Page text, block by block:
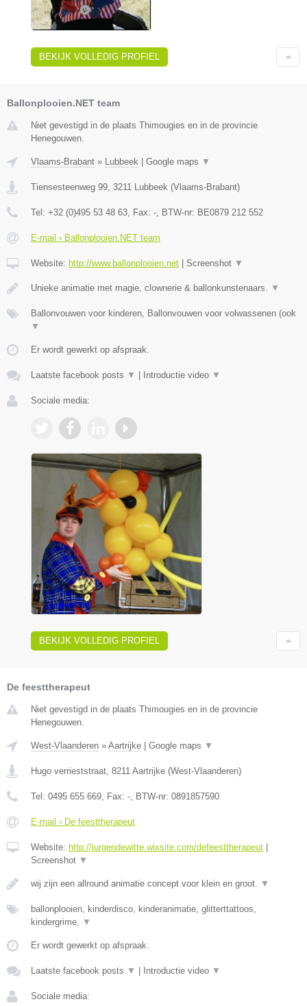
BEKIJK VOLLEDIG PROFIEL
Ballonplooien.NET team
Niet gevestigd in de plaats Thimougies en in de provincie
Henegouwen.
Vlaams-Brabant » Lubbeek Google maps ▼
Tiensesteenweg 99, 3211 Lubbeek (Vlaams-Brabant)
Tel: +32 (0)495 53 48 63, Fax: -, BTW-nr: BE0879 212 552
E-mail › Ballonplooien.NET team
Website: http://www.ballonplooien.net Screenshot ▼
Unieke animatie met magie, clownerie & ballonkunstenaars. ▼
Ballonvouwen voor kinderen, Ballonvouwen voor volwassenen (ook
▼
Er wordt gewerkt op afspraak.
Laatste facebook posts ▼ Introductie video ▼
Sociale media:
BEKIJK VOLLEDIG PROFIEL
De feesttherapeut
Niet gevestigd in de plaats Thimougies en in de provincie
Henegouwen.
West-Vlaanderen » Aartrijke | Google maps ▼
Hugo verrieststraat 8211 Aartrijke (West-Vlaanderen)
Tel: 0495 655 669 , Fax: - , BTW-nr: 0891857590
E-mail › De feesttherapeut
Website: http://jurgendewitte.wixsite.com/defeesttherapeut |
Screenshot ▼
wij zijn een allround animatie concept voor klein en groot. ▼
ballonplooien, kinderdisco, kinderanimatie, glitterttattoos,
kindergrime,
▼
Er wordt gewerkt op afspraak.
Laatste facebook posts ▼ | Introductie video ▼
Sociale media: